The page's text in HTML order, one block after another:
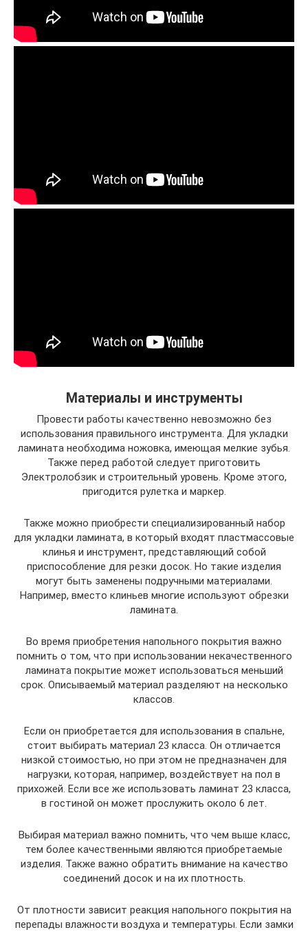
Материалы и инструменты
Провести работы качественно невозможно без
использования правильного инструмента. Для укладки
ламината необходима ножовка, имеющая мелкие зубья.
Также перед работой следует приготовить
Электролобзик и строительный уровень. Кроме этого,
пригодится рулетка и маркер.
Также можно приобрести специализированный набор
для укладки ламината, в который входят пластмассовые
клинья и инструмент, представляющий собой
приспособление для резки досок. Но такие изделия
могут быть заменены подручными материалами.
Например, вместо клиньев многие используют обрезки
ламината.
Во время приобретения напольного покрытия важно
помнить о том, что при использовании некачественного
ламината покрытие может использоваться меньший
срок. Описываемый материал разделяют на несколько
классов.
Если он приобретается для использования в спальне,
стоит выбирать материал 23 класса. Он отличается
низкой стоимостью, но при этом не предназначен для
нагрузки, которая, например, воздействует на пол в
прихожей. Если все же использовать ламинат 23 класса,
в гостиной он может прослужить около 6 лет.
Выбирая материал важно помнить, что чем выше класс,
тем более качественными являются приобретаемые
изделия. Также важно обратить внимание на качество
соединений досок и на их плотность.
От плотности зависит реакция напольного покрытия на
перепады влажности воздуха и температуры. Если замки